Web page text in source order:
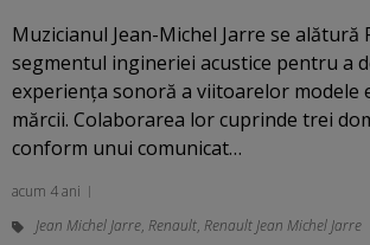
Muzicianul Jean-Michel Jarre se alătură
segmentul ingineriei acustice pentru a
experiența sonoră a viitoarelor modele
mărcii. Colaborarea lor cuprinde trei
conform unui comunicat…
acum 4 ani
Jean Michel Jarre, Renault, Renault Jean Michel Jarre